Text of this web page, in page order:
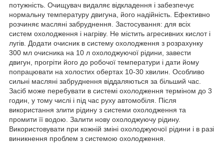
потужність. Очищувач видаляє відкладення і забезпечує
нормальну температуру двигуна, його надійність. Ефективно
розчиняє масляні забруднення. Застосування: для всіх
систем охолодження і нагріву. Не містить агресивних кислот і
лугів. Додати очисник в систему охолодження з розрахунку
300 мл очисника на 10 л охолоджуючої рідини, завести
двигун, прогріти його до робочої температури і дати йому
попрацювати на холостих обертах 10-30 хвилин. Особливо
сильні масляні забруднення віддаляються за більший час.
Засіб може перебувати в системі охолодження терміном до 3
годин, у тому числі і під час руху автомобіля. Після
використання злити рідину з системи охолодження та
промити її водою. Залити нову охолоджуючу рідину.
Використовувати при кожній зміні охолоджуючої рідини і в разі
виникнення проблем з системою охолодження.